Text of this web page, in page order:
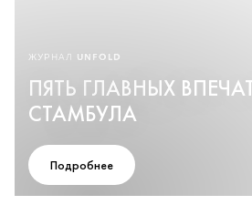
ЖУРНАЛ UNFOLD
ПЯТЬ ГЛАВНЫХ
СТАМБУЛА
Подробнее